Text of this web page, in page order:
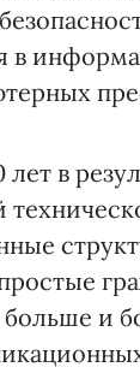
в
в
больше и